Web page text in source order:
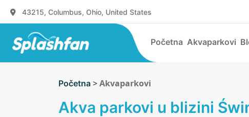
43215, Columbus, Ohio, United States
Početna Akvaparkovi
Početna >Akvaparkovi
Akva parkovi u blizini